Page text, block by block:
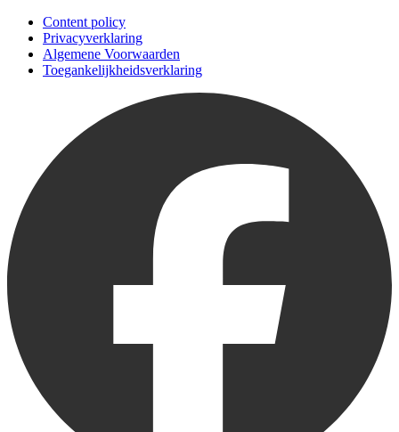
Content policy
Privacyverklaring
Algemene Voorwaarden
Toegankelijkheidsverklaring